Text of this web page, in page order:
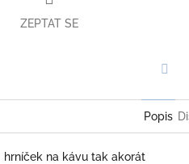
ZEPTAT SE
Popis
hrníček na kávu tak akorát